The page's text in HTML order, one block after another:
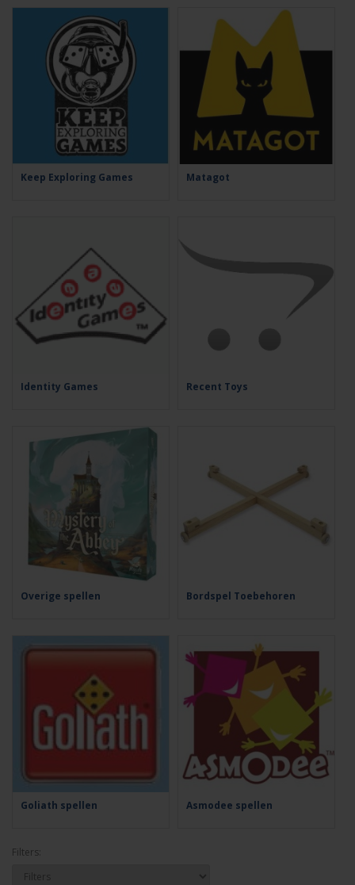
Keep Exploring Games Matagot
Identity Games Recent Toys
Overige spellen Bordspel Toebehoren
Goliath spellen Asmodee spellen
Filters: